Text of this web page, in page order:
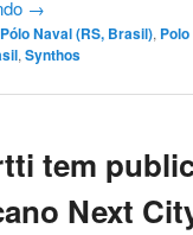
→
Pólo Naval (RS, Brasil),
, Synthos
tem
Next